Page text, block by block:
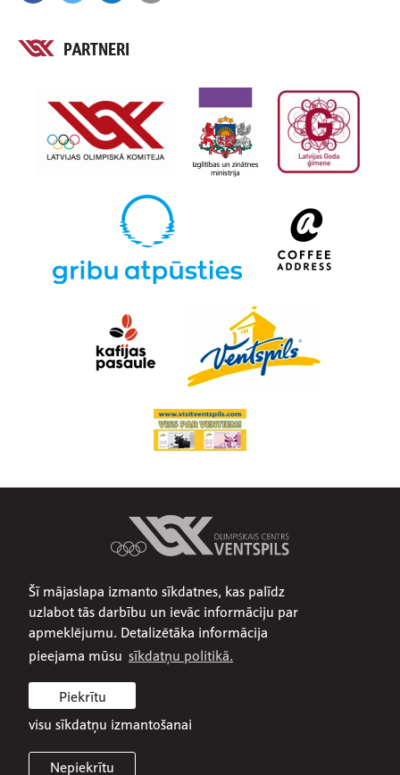
Šī mājaslapa izmanto sīkdatnes, kas palīdz
uzlabot tās darbību un ievāc informāciju par
apmeklējumu. Detalizētāka informācija
pieejama mūsu sīkdatņu politikā.
Nepiekrītu
Piekrītu
visu sīkdatņu izmantošanai
PARTNERI
Par mums
Publiskojamā informācija
Iepirkumi